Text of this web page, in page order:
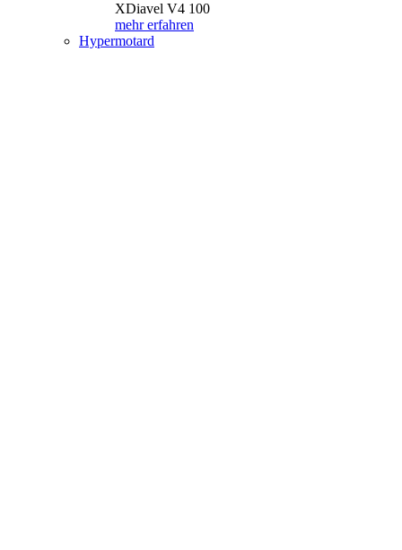
XDiavel V4 100
mehr erfahren
Hypermotard